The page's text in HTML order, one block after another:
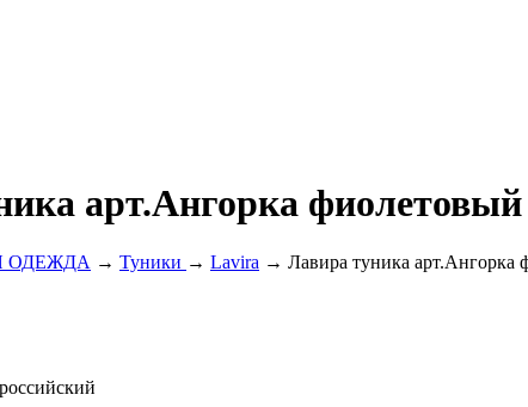
арт.Ангорка фиолетовый
ОДЕЖДА → Туники → Lavira → Лавира туника арт.Ангорка